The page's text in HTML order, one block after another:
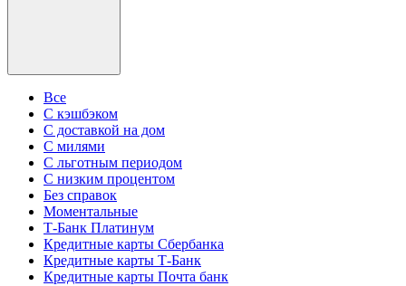
Все
С кэшбэком
С доставкой на дом
С милями
С льготным периодом
С низким процентом
Без справок
Моментальные
Т-Банк Платинум
Кредитные карты Сбербанка
Кредитные карты Т-Банк
Кредитные карты Почта банк